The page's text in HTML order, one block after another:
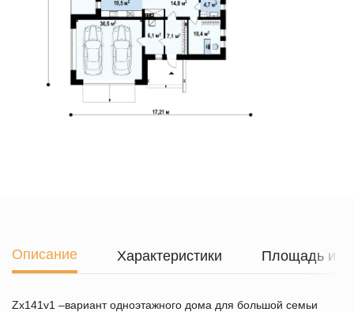
Описание Характеристики Площадь и
Zx141v1 –вариант одноэтажного дома для большой семьи